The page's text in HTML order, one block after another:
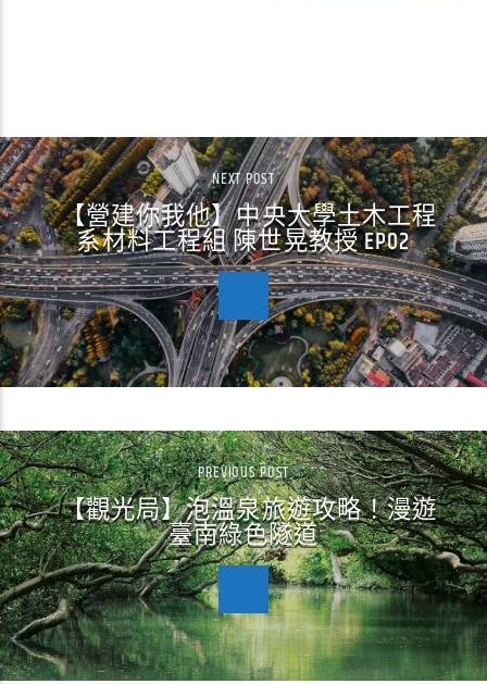
NEXT POST
【營建你我他】中央大學土木工程
系材料工程組 陳世晃教授 EP02
PREVIOUS POST
【觀光局】泡溫泉旅遊攻略！漫遊
臺南綠色隧道